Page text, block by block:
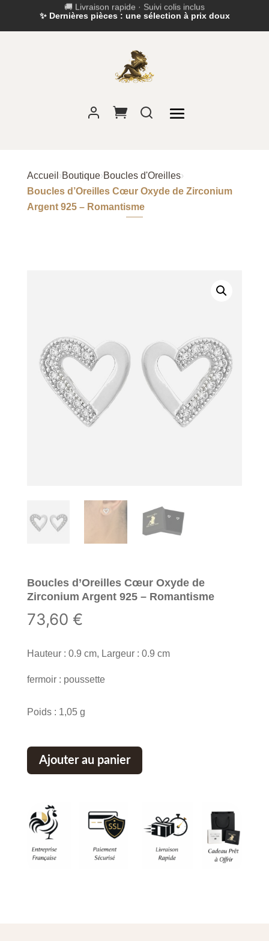
✨ Dernières pièces : une sélection à prix doux
Accueil ›Boutique›Boucles d'Oreilles›
Boucles d’Oreilles Cœur Oxyde de Zirconium
Argent 925 – Romantisme
Boucles d’Oreilles Cœur Oxyde de
Zirconium Argent 925 – Romantisme
73,60 €
Hauteur : 0.9 cm, Largeur : 0.9 cm
fermoir : poussette
Poids : 1,05 g
Ajouter au panier